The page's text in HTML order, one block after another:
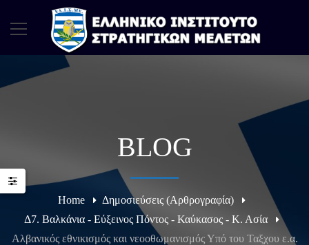
BLOG
Home
Δημοσιεύσεις (Αρθρογραφία)
Δ7. Βαλκάνια - Εύξεινος Πόντος - Καύκασος - Κ. Ασία
Αλβανικός εθνικισμός και νεοοθωμανισμός Υπό του Ταξχου ε.α.